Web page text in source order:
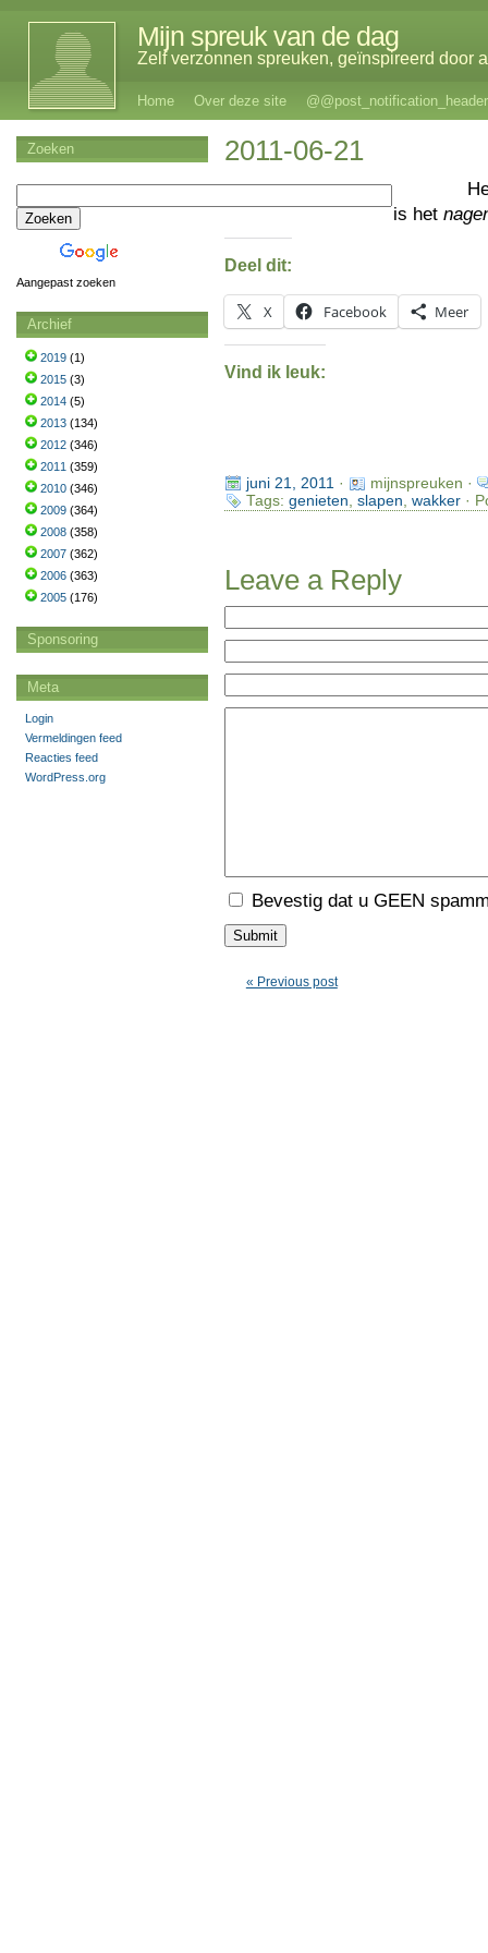
Mijn spreuk van de dag
Zelf verzonnen spreuken, geïnspireerd door
Home Over deze site @@post_notification_header
2011-06-21
is het
Deel dit:
X Facebook Meer
Vind ik leuk:
juni 21, 2011 ·
mijnspreuken ·
Tags: genieten slapen wakker·
Leave a Reply
Bevestig dat u GEEN
« Previous post
Zoeken
Aangepast zoeken
Archief
2019 (1)
2015 (3)
2014 (5)
2013 (134)
2012 (346)
2011 (359)
2010 (346)
2009 (364)
2008 (358)
2007 (362)
2006 (363)
2005 (176)
Sponsoring
Meta
Login
Vermeldingen feed
Reacties feed
WordPress.org